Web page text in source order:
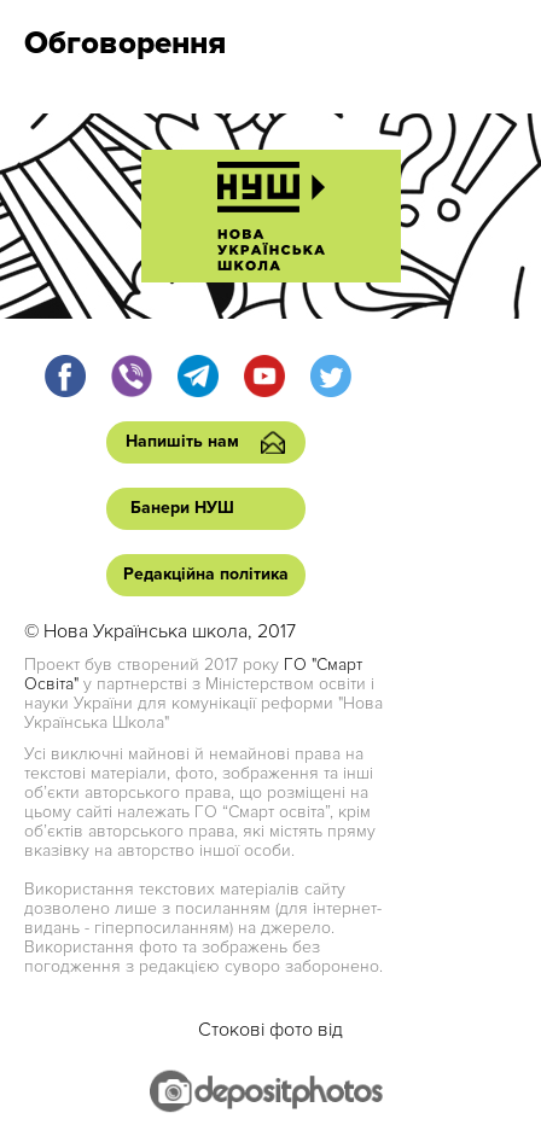
Обговорення
Напишіть нам
Банери НУШ
Редакційна політика
© Нова Українська школа, 2017
Проект був створений 2017 року ГО "Смарт
Освіта" у партнерстві з Міністерством освіти і
науки України для комунікації реформи "Нова
Українська Школа"
Усі виключні майнові й немайнові права на
текстові матеріали, фото, зображення та інші
об’єкти авторського права, що розміщені на
цьому сайті належать ГО “Смарт освіта”, крім
об’єктів авторського права, які містять пряму
вказівку на авторство іншої особи.
Використання текстових матеріалів сайту
дозволено лише з посиланням (для інтернет-
видань - гіперпосиланням) на джерело.
Використання фото та зображень без
погодження з редакцією суворо заборонено.
Стокові фото від